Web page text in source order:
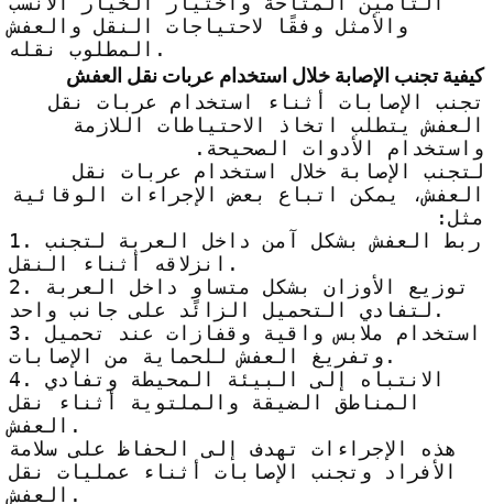
والأمثل وفقًا لاحتياجات النقل والعفش
المطلوب نقله.
كيفية تجنب الإصابة خلال استخدام عربات نقل العفش
تجنب الإصابات أثناء استخدام عربات نقل
العفش يتطلب اتخاذ الاحتياطات اللازمة
واستخدام الأدوات الصحيحة.
لتجنب الإصابة خلال استخدام عربات نقل
العفش، يمكن اتباع بعض الإجراءات الوقائية
مثل:
1. ربط العفش بشكل آمن داخل العربة لتجنب
انزلاقه أثناء النقل.
2. توزيع الأوزان بشكل متساوٍ داخل العربة
لتفادي التحميل الزائد على جانب واحد.
3. استخدام ملابس واقية وقفازات عند تحميل
وتفريغ العفش للحماية من الإصابات.
4. الانتباه إلى البيئة المحيطة وتفادي
المناطق الضيقة والملتوية أثناء نقل
العفش.
هذه الإجراءات تهدف إلى الحفاظ على سلامة
الأفراد وتجنب الإصابات أثناء عمليات نقل
العفش.